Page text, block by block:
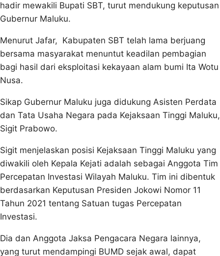
hadir mewakili Bupati SBT, turut mendukung keputusan
Gubernur Maluku.
Menurut Jafar, Kabupaten SBT telah lama berjuang
bersama masyarakat menuntut keadilan pembagian
bagi hasil dari eksploitasi kekayaan alam bumi Ita Wotu
Nusa.
Sikap Gubernur Maluku juga didukung Asisten Perdata
dan Tata Usaha Negara pada Kejaksaan Tinggi Maluku,
Sigit Prabowo.
Sigit menjelaskan posisi Kejaksaan Tinggi Maluku yang
diwakili oleh Kepala Kejati adalah sebagai Anggota Tim
Percepatan Investasi Wilayah Maluku. Tim ini dibentuk
berdasarkan Keputusan Presiden Jokowi Nomor 11
Tahun 2021 tentang Satuan tugas Percepatan
Investasi.
Dia dan Anggota Jaksa Pengacara Negara lainnya,
yang turut mendampingi BUMD sejak awal, dapat